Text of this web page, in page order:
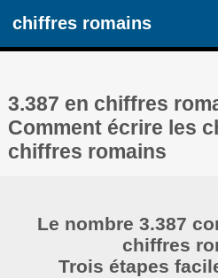
chiffres romains
3.387 en chiffres
Comment écrire les
chiffres romains
Le nombre 3.387
chiffres
Trois étapes